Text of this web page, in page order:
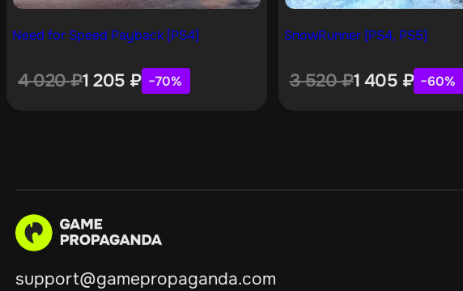
Need for Speed Payback [PS4]
4 020₽1 205 ₽ −70%
SnowRunner [PS4, PS5]
3 520₽1 405 ₽ −60%
support@gamepropaganda.com